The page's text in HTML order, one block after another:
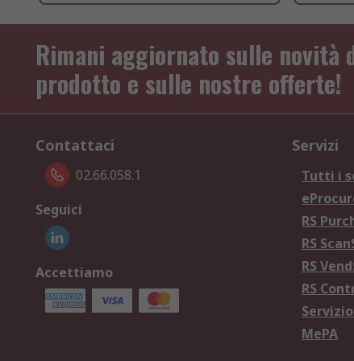
Rimani aggiornato sulle novità
prodotto e sulle nostre offerte!
Contattaci
02.66.058.1
Seguici
Accettiamo
Servizi
Tutti i
RS
RS
RS
RS
MePA